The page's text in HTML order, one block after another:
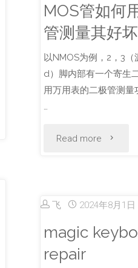
MOS管如何
管测量其好坏
以NMOS为例，2，3（
d）脚内部有一个寄生
用万用表的二极管测量
…
Read more "MOS
飞 2024年8月1日
magic
repair